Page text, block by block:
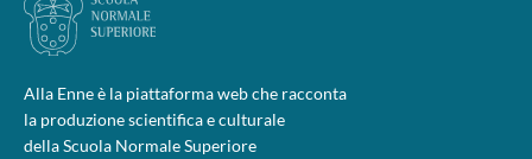
Alla Enne è la piattaforma web che racconta
la produzione scientifica e culturale
della Scuola Normale Superiore